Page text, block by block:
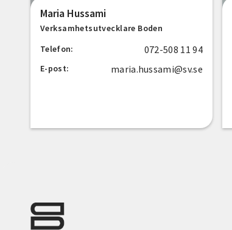
Maria Hussami
Verksamhetsutvecklare Boden
Telefon:
072-508 11 94
E-post: maria.hussami@sv.se